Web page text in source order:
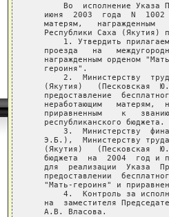
Во  исполнение Указа
июня  2003  года  N
матерям,   награжденным
Республики Саха (Якутия)
1. Утвердить
проезда   на
награжденным орденом
   героиня".
2.  Министерству
(Якутия)   (Песковская
предоставление
неработающим   матерям,
приравненным    к
   республиканского бюджета.
3.  Министерству
Э.Б.),  Министерству
(Якутия)   (Песковская
бюджета  на  2004  год и
для  реализации  Указа
предоставлении
"Мать-героиня" и
4.  Контроль за
на  заместителя
   А.В. Власова.